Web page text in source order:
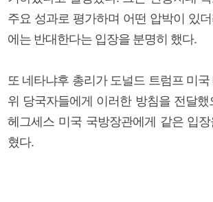
주요 성과로 평가하며 어떤 압박이 있
에는 반대한다는 입장을 분명히 했다.
또 네타냐후 총리가 도널드 트럼프 미
위 당국자들에게 이러한 방침을 전달했
헤그세스 미국 국방장관에게 같은 입
혔다.